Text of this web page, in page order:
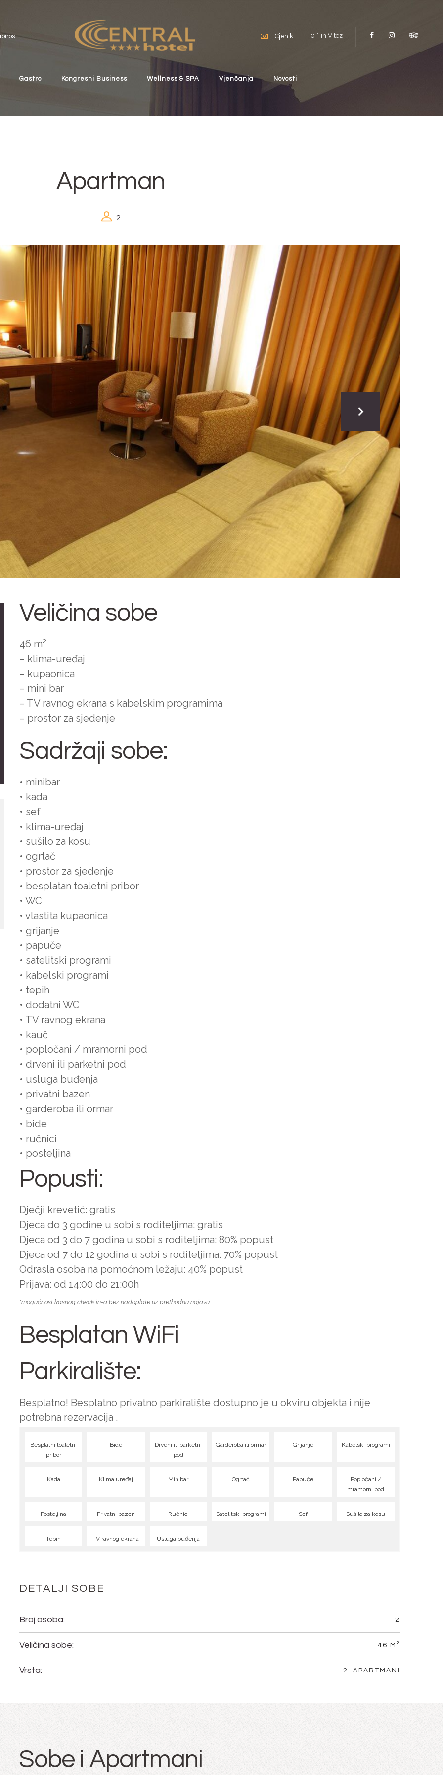
Cjenik 0 in Vitez
Gastro Kongresni Business Wellness & SPA Vjenčanja Novosti
Apartman
2
Besplatni toaletni
pribor
Bide
Drveni ili parketni
pod
Garderoba ili ormar Grijanje Kabelski programi
Kada Klima uređaj Minibar Ogrtač Papuče
Popločani /
mramorni pod
Posteljina Privatni bazen Ručnici Satelitski programi Sef Sušilo za kosu
Tepih TV ravnog ekrana Usluga buđenja
Veličina sobe
46 m²
– klima-uređaj
– kupaonica
– mini bar
– TV ravnog ekrana s kabelskim programima
– prostor za sjedenje
Sadržaji sobe:
• minibar
• kada
• sef
• klima-uređaj
• sušilo za kosu
• ogrtač
• prostor za sjedenje
• besplatan toaletni pribor
• WC
• vlastita kupaonica
• grijanje
• papuče
• satelitski programi
• kabelski programi
• tepih
• dodatni WC
• TV ravnog ekrana
• kauč
• popločani / mramorni pod
• drveni ili parketni pod
• usluga buđenja
• privatni bazen
• garderoba ili ormar
• bide
• ručnici
• posteljina
Popusti:
Dječji krevetić: gratis
Djeca do 3 godine u sobi s roditeljima: gratis
Djeca od 3 do 7 godina u sobi s roditeljima: 80% popust
Djeca od 7 do 12 godina u sobi s roditeljima: 70% popust
Odrasla osoba na pomoćnom ležaju: 40% popust
Prijava: od 14:00 do 21:00h
*mogućnost kasnog check in-a bez nadoplate uz prethodnu najavu.
Besplatan WiFi
Parkiralište:
Besplatno! Besplatno privatno parkiralište dostupno je u okviru objekta i nije
potrebna rezervacija .
DETALJI SOBE
Broj osoba: 2
Veličina sobe: 46 M²
Vrsta: 2. APARTMANI
Sobe i Apartmani